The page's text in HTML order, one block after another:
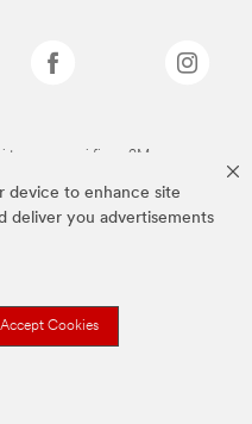
device to enhance site
deliver you advertisements
Accept Cookies
towarowymi firmy 3M.